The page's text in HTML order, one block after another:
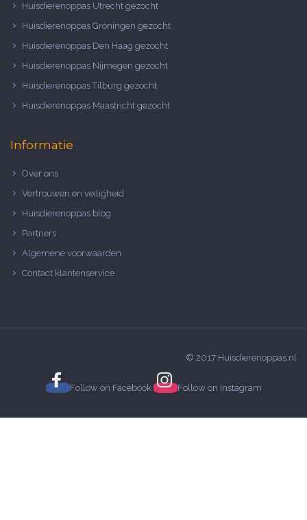
Huisdierenoppas Utrecht gezocht
Huisdierenoppas Groningen gezocht
Huisdierenoppas Den Haag gezocht
Huisdierenoppas Nijmegen gezocht
Huisdierenoppas Tilburg gezocht
Huisdierenoppas Maastricht gezocht
Informatie
Over ons
Vertrouwen en veiligheid
Huisdierenoppas blog
Partners
Algemene voorwaarden
Contact klantenservice
© 2017 Huisdierenoppas.nl
Follow on Facebook Follow on Instagram